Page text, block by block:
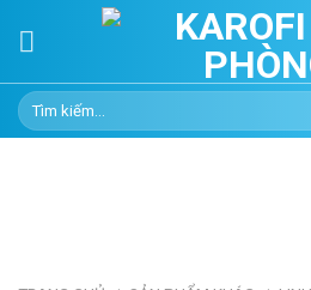
Tìm
kiếm: